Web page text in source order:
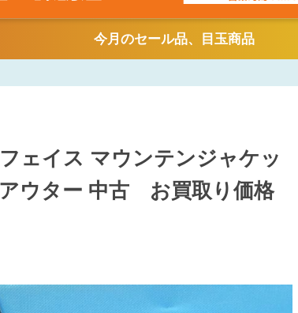
今月のセール品、目玉商品
ェイス マウンテンジャケッ
アウター 中古 お買取り価格